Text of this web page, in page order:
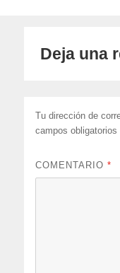
Deja una
Tu dirección de
campos
COMENTARIO*